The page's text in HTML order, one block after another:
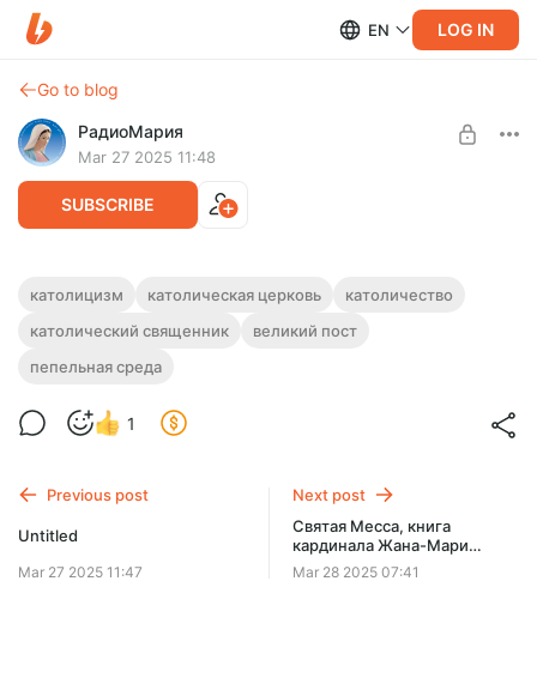
EN LOG IN
Go to blog
РадиоМария
Mar 27 2025 11:48
SUBSCRIBE
Level required:
католицизм католическая церковь
католичество
католический священник
великий пост
пепельная среда
1
Previous post
Untitled
Mar 27 2025 11:47
Next post
Святая Месса, книга
кардинала Жана-Мари
Люстиже
Mar 28 2025 07:41